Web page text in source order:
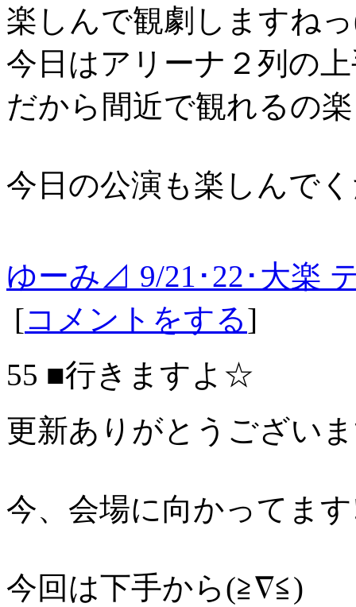
楽しんで観劇しますね
今日はアリーナ２列の
だから間近で観れるの
今日の公演も楽しんで
ゆーみ⊿ 9/21･22･大楽
[コメントをする]
55 ■行きますよ☆
更新ありがとうござい
今、会場に向かってま
今回は下手から(≧∇≦)